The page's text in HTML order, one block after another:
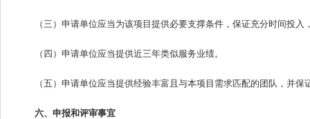
（三）申请单位应当为该项目提供必要支撑条件，保证充分时间投
（四）申请单位应当提供近三年类似服务业绩。
（五）申请单位应当提供经验丰富且与本项目需求匹配的团队，并
六、申报和评审事宜